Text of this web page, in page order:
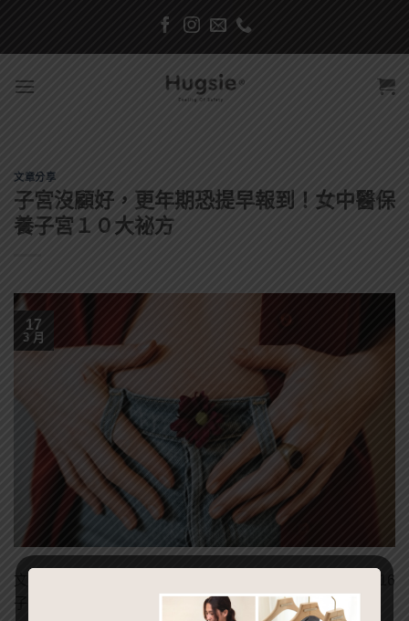
content
文章分享
子宮沒顧好，更年期恐提早報到！女中醫保
養子宮１０大祕方
17
3 月
文章出處：嬰兒與母親 作者： 戴筠 發表日期：2022-03-16
子宮生病會影響卵巢，可能會讓更年期提早報 […]